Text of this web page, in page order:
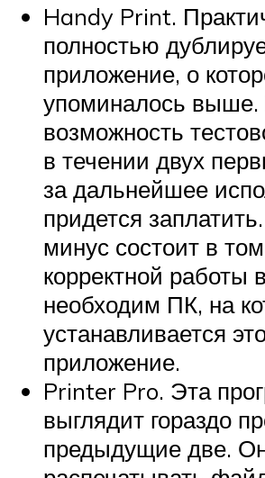
Handy Print.
полностью
приложение, о
упоминалось выше.
возможность
в течении двух
за дальнейшее
придется
минус состоит в
корректной работы
необходим ПК, на
устанавливается
приложение.
Printer Pro. Эта
выглядит гораздо
предыдущие две.